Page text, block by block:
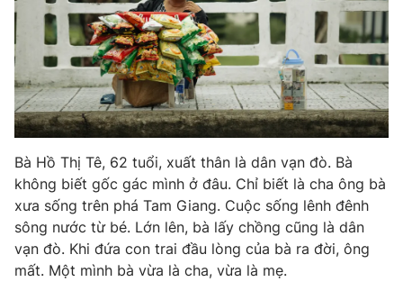
Giải sao mai
Làm đẹp
Chất lượng cuộc sống
Tuyển sinh
Học trực tuyến
Công nghệ
Hitech Công nghệ tương lai
Sản phẩm
Tư vấn
Giao lưu trực tuyến
Chuyên mục khác
Emagazine Podcast
Bà Hồ Thị Tê, 62 tuổi, xuất thân là dân vạn đò. Bà
không biết gốc gác mình ở đâu. Chỉ biết là cha ông bà
xưa sống trên phá Tam Giang. Cuộc sống lênh đênh
sông nước từ bé. Lớn lên, bà lấy chồng cũng là dân
vạn đò. Khi đứa con trai đầu lòng của bà ra đời, ông
mất. Một mình bà vừa là cha, vừa là mẹ.